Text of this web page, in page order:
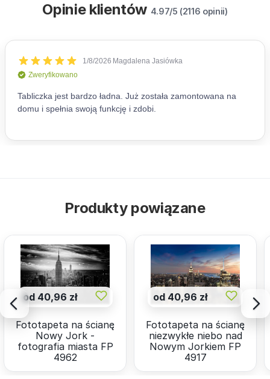
Opinie klientów 4.97/5 (2116 opinii)
Produkty powiązane
od 40,96 zł
Fototapeta na ścianę
Nowy Jork -
fotografia miasta FP
4962
od 40,96 zł
Fototapeta na ścianę
niezwykłe niebo nad
Nowym Jorkiem FP
4917